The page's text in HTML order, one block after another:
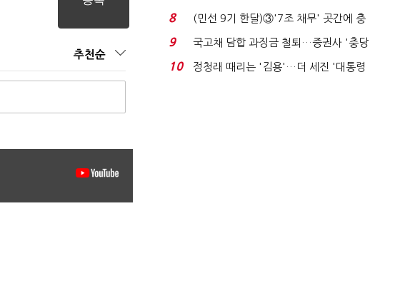
추천순
비 0.2% 감소...
8
(민선 9기 한달)③'7조 채무' 곳간에 충
격…추미애, 20년...
9
국고채 담합 과징금 철퇴…증권사 '충당
금 폭탄' 우려...
10
정청래 때리는 '김용'…더 세진 '대통령